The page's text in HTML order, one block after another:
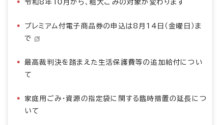
令和8年10月から、粗大ごみの対象が変わります
プレミアム付電子商品券の申込は8月14日（金曜日）ま
で
最高裁判決を踏まえた生活保護費等の追加給付につい
て
家庭用ごみ・資源の指定袋に関する臨時措置の延長につ
いて